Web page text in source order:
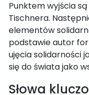
Punktem wyjścia
Tischnera.
elementów
podstawie autor
ujęcia solidarności
się do świata jako
Słowa